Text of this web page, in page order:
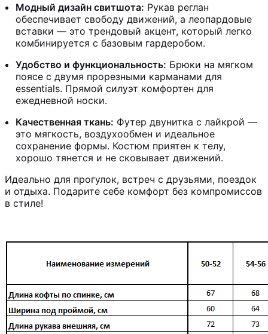
Модный дизайн свитшота: Рукав реглан
обеспечивает свободу движений, а леопардовые
вставки — это трендовый акцент, который легко
комбинируется с базовым гардеробом.
Удобство и функциональность: Брюки на мягком
поясе с двумя прорезными карманами для
essentials. Прямой силуэт комфортен для
ежедневной носки.
Качественная ткань: Футер двунитка с лайкрой —
это мягкость, воздухообмен и идеальное
сохранение формы. Костюм приятен к телу,
хорошо тянется и не сковывает движений.
Идеально для прогулок, встреч с друзьями, поездок
и отдыха. Подарите себе комфорт без компромиссов
в стиле!